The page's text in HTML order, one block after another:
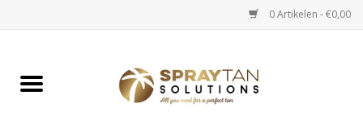
0 Artikelen - €0,00
Home